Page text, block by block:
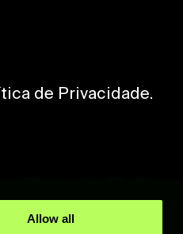
Allow all
de Privacidade.